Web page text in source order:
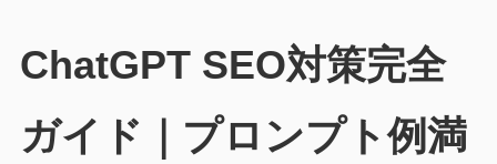
ChatGPT SEO対策完全
ガイド｜プロンプト例満